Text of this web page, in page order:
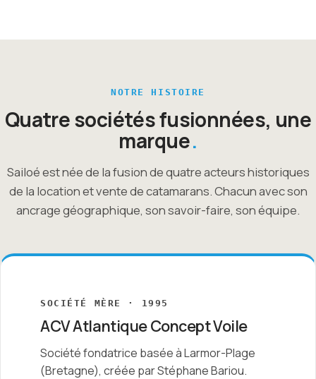
NOTRE HISTOIRE
Quatre sociétés fusionnées, une
marque
Sailoé est née de la fusion de quatre acteurs historiques
de la location et vente de catamarans. Chacun avec son
ancrage géographique, son savoir-faire, son équipe.
SOCIÉTÉ MÈRE · 1995
ACV Atlantique Concept Voile
Société fondatrice basée à Larmor-Plage
(Bretagne), créée par Stéphane Bariou.